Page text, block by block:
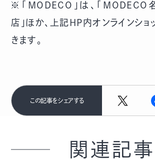
※「MODECO」は、「
店」ほか、上記HP内オンラインショ
きます。
この記事をシェアする
関連記事